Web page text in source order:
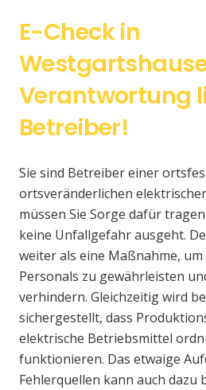
E-Check in
Verantwortung
Betreiber!
Sie sind Betreiber einer
ortsveränderlichen
müssen Sie Sorge dafür
keine Unfallgefahr ausgeht.
weiter als eine Maßnahme, um
Personals zu gewährleisten
verhindern. Gleichzeitig wird
sichergestellt, dass
elektrische Betriebsmittel
funktionieren. Das etwaige
Fehlerquellen kann auch dazu